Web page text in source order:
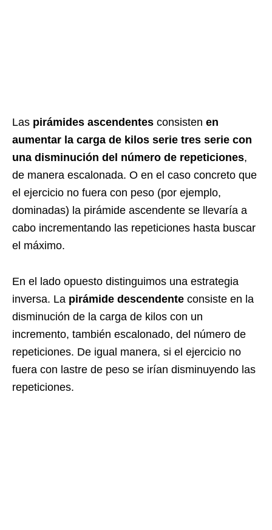
Las pirámides ascendentes consisten en
aumentar la carga de kilos serie tres serie con
una disminución del número de repeticiones,
de manera escalonada. O en el caso concreto que
el ejercicio no fuera con peso (por ejemplo,
dominadas) la pirámide ascendente se llevaría a
cabo incrementando las repeticiones hasta buscar
el máximo.
En el lado opuesto distinguimos una estrategia
inversa. La pirámide descendente consiste en la
disminución de la carga de kilos con un
incremento, también escalonado, del número de
repeticiones. De igual manera, si el ejercicio no
fuera con lastre de peso se irían disminuyendo las
repeticiones.